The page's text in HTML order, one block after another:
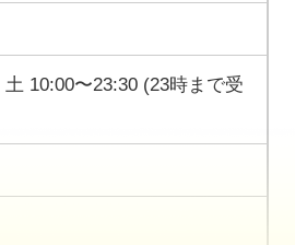
10:00〜23:30 (23時まで受